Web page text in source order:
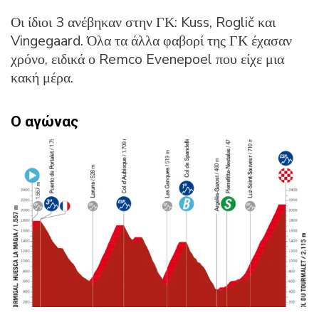
Οι ίδιοι 3 ανέβηκαν στην ΓΚ: Kuss, Roglič και
Vingegaard. Όλα τα άλλα φαβορί της ΓΚ έχασαν
χρόνο, ειδικά ο Remco Evenepoel που είχε μια
κακή μέρα.
Ο αγώνας